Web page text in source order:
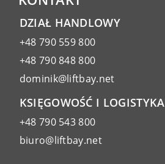
DZIAŁ HANDLOWY
+48 790 559 800
+48 790 848 800
dominik@liftbay.net
KSIĘGOWOŚĆ I LOGISTYKA
+48 790 543 800
biuro@liftbay.net